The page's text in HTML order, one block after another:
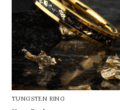
TUNGSTEN RING